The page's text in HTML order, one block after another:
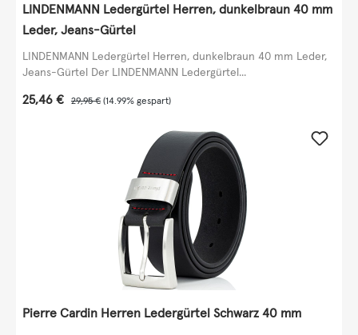
LINDENMANN Ledergürtel Herren, dunkelbraun 40 mm
Leder, Jeans-Gürtel
LINDENMANN Ledergürtel Herren, dunkelbraun 40 mm Leder,
Jeans-Gürtel Der LINDENMANN Ledergürtel...
Verkaufspreis:
25,46 € Regulärer Preis:
29,95 € (14.99% gespart)
Pierre Cardin Herren Ledergürtel Schwarz 40 mm